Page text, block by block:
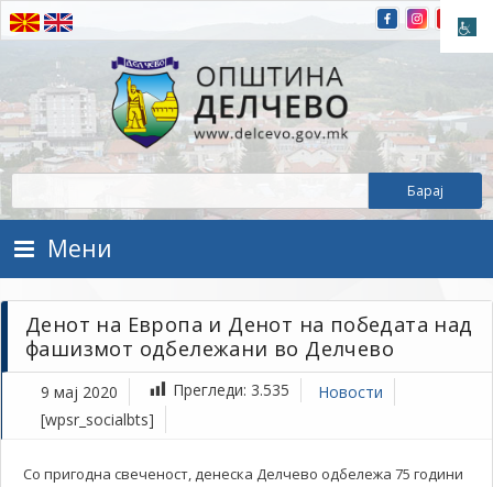
Прескокнете на содржината
Општина Делчево
Општина Делчево
Мени
Денот на Европа и Денот на победата над
фашизмот одбележани во Делчево
9 мај 2020 Прегледи: 3.535
Новости
[wpsr_socialbts]
Со пригодна свеченост, денеска Делчево одбележа 75 години